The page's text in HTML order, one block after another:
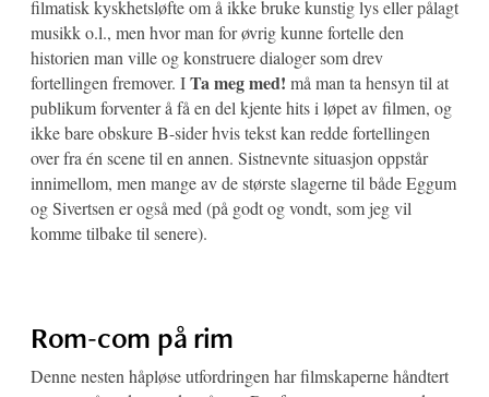
filmatisk kyskhetsløfte om å ikke bruke kunstig lys eller pålagt
musikk o.l., men hvor man for øvrig kunne fortelle den
historien man ville og konstruere dialoger som drev
fortellingen fremover. ITa meg med! må man ta hensyn til at
publikum forventer å få en del kjente hits i løpet av filmen, og
ikke bare obskure B-sider hvis tekst kan redde fortellingen
over fra én scene til en annen. Sistnevnte situasjon oppstår
innimellom, men mange av de største slagerne til både Eggum
og Sivertsen er også med (på godt og vondt, som jeg vil
komme tilbake til senere).
Rom-com på rim
Denne nesten håpløse utfordringen har filmskaperne håndtert